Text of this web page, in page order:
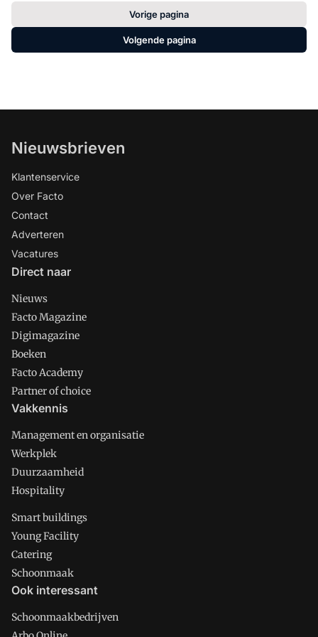
Vorige pagina
Volgende pagina
Nieuwsbrieven
Klantenservice
Over Facto
Contact
Adverteren
Vacatures
Direct naar
Nieuws
Facto Magazine
Digimagazine
Boeken
Facto Academy
Partner of choice
Vakkennis
Management en organisatie
Werkplek
Duurzaamheid
Hospitality
Smart buildings
Young Facility
Catering
Schoonmaak
Ook interessant
Schoonmaakbedrijven